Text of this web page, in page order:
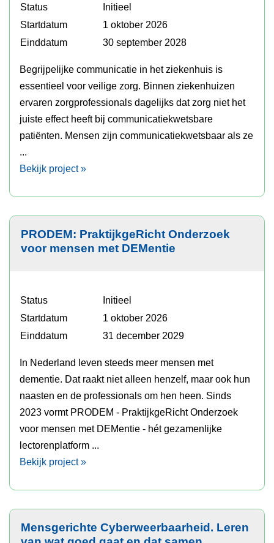
Status
Initieel
Startdatum
1 oktober 2026
Einddatum
30 september 2028
Begrijpelijke communicatie in het ziekenhuis is
essentieel voor veilige zorg. Binnen ziekenhuizen
ervaren zorgprofessionals dagelijks dat zorg niet het
juiste effect heeft bij communicatiekwetsbare
patiënten. Mensen zijn communicatiekwetsbaar als ze
...
Bekijk project »
PRODEM: PraktijkgeRicht Onderzoek
voor mensen met DEMentie
Status
Initieel
Startdatum
1 oktober 2026
Einddatum
31 december 2029
In Nederland leven steeds meer mensen met
dementie. Dat raakt niet alleen henzelf, maar ook hun
naasten en de professionals om hen heen. Sinds
2023 vormt PRODEM - PraktijkgeRicht Onderzoek
voor mensen met DEMentie - hét gezamenlijke
lectorenplatform ...
Bekijk project »
Mensgerichte Cyberweerbaarheid. Leren